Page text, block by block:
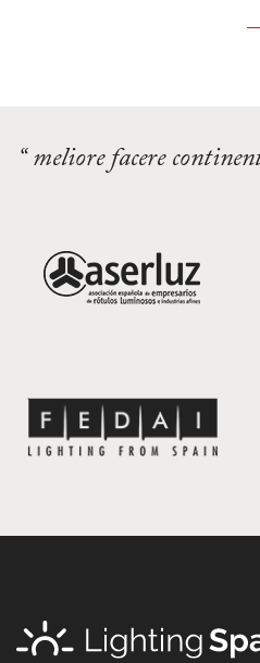
“ meliore facere